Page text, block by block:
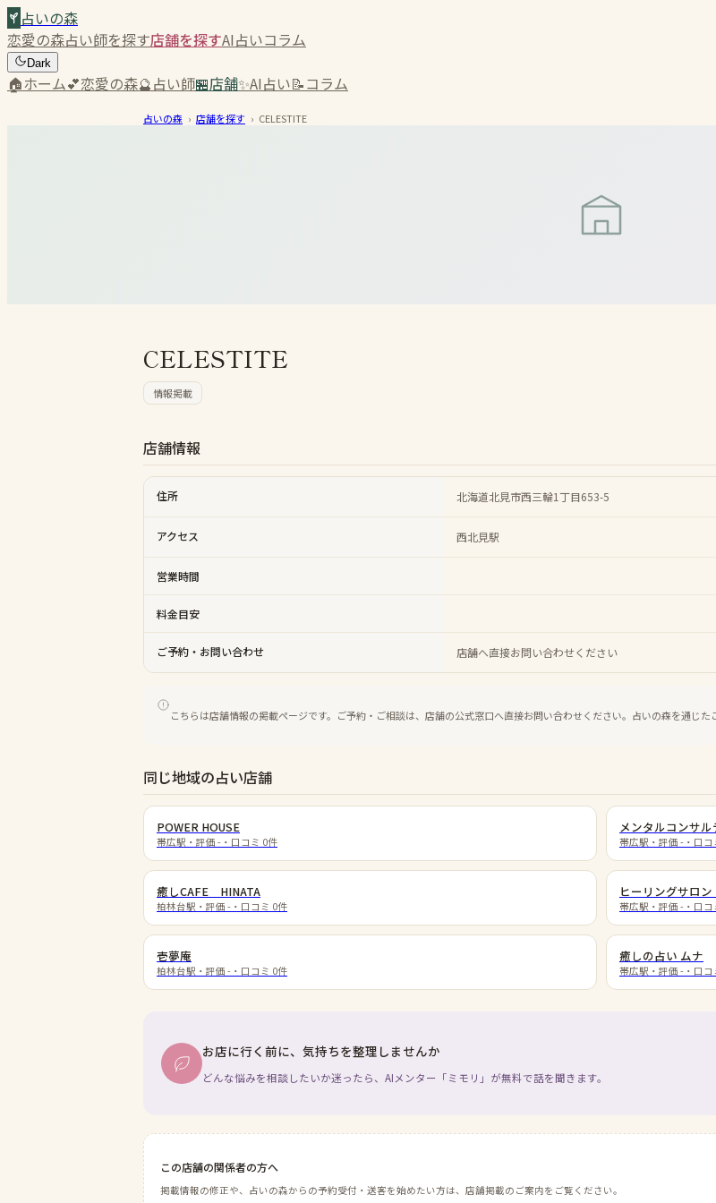
占いの森
恋愛の森占い師を探す店舗を探すAI占いコラム
Dark
🏠ホーム💕恋愛の森🔮占い師🏪店舗✨AI占い📝コラム
占いの森 › 店舗を探す › CELESTITE
CELESTITE
情報掲載
店舗情報
住所 北海道北見市西三輪1丁目653-5
アクセス 西北見駅
営業時間
料金目安
ご予約・お問い合わせ 店舗へ直接お問い合わせください
こちらは店舗情報の掲載ページです。ご予約・ご相談は、店舗の公式窓口へ直接お問い合わせください。占いの森を通じた
同じ地域の占い店舗
POWER HOUSE
帯広駅 ・評価 - ・口コミ 0件
メンタルコンサル
帯広駅 ・評価 - ・口コ
癒しCAFE HINATA
柏林台駅 ・評価 - ・口コミ 0件
ヒーリングサロン
帯広駅 ・評価 - ・口コ
壱夢庵
柏林台駅 ・評価 - ・口コミ 0件
癒しの占い ムナ
帯広駅 ・評価 - ・口コ
お店に行く前に、気持ちを整理しませんか
どんな悩みを相談したいか迷ったら、AIメンター「ミモリ」が無料で話を聞きます。
この店舗の関係者の方へ
掲載情報の修正や、占いの森からの予約受付・送客を始めたい方は、店舗掲載のご案内をご覧ください。